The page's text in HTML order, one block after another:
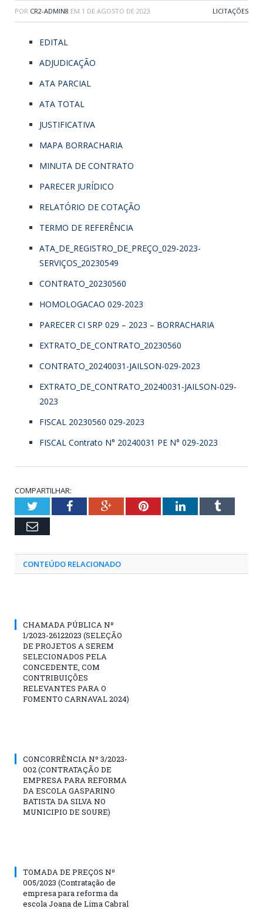
POR CR2-ADMIN8 EM 1 DE AGOSTO DE 2023 LICITAÇÕES
EDITAL
ADJUDICAÇÃO
ATA PARCIAL
ATA TOTAL
JUSTIFICATIVA
MAPA BORRACHARIA
MINUTA DE CONTRATO
PARECER JURÍDICO
RELATÓRIO DE COTAÇÃO
TERMO DE REFERÊNCIA
ATA_DE_REGISTRO_DE_PREÇO_029-2023-
SERVIÇOS_20230549
CONTRATO_20230560
HOMOLOGACAO 029-2023
PARECER CI SRP 029 – 2023 – BORRACHARIA
EXTRATO_DE_CONTRATO_20230560
CONTRATO_20240031-JAILSON-029-2023
EXTRATO_DE_CONTRATO_20240031-JAILSON-029-
2023
FISCAL 20230560 029-2023
FISCAL Contrato N° 20240031 PE N° 029-2023
COMPARTILHAR:
TwitterFacebookGoogle+PinterestLinkedInTumblr
Email
CONTEÚDO RELACIONADO
CHAMADA PÚBLICA Nº
1/2023-26122023 (SELEÇÃO
DE PROJETOS A SEREM
SELECIONADOS PELA
CONCEDENTE, COM
CONTRIBUIÇÕES
RELEVANTES PARA O
FOMENTO CARNAVAL 2024)
CONCORRÊNCIA Nº 3/2023-
002 (CONTRATAÇÃO DE
EMPRESA PARA REFORMA
DA ESCOLA GASPARINO
BATISTA DA SILVA NO
MUNICIPIO DE SOURE)
TOMADA DE PREÇOS Nº
005/2023 (Contratação de
empresa para reforma da
escola Joana de Lima Cabral